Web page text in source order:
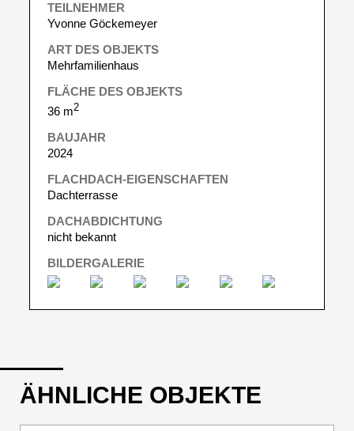
TEILNEHMER
Yvonne Göckemeyer
ART DES OBJEKTS
Mehrfamilienhaus
FLÄCHE DES OBJEKTS
36 m2
BAUJAHR
2024
FLACHDACH-EIGENSCHAFTEN
Dachterrasse
DACHABDICHTUNG
nicht bekannt
BILDERGALERIE
ÄHNLICHE OBJEKTE